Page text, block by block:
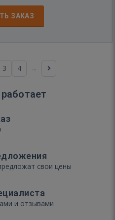
ЗАКАЗ
3 4 ...
свои цены
и отзывами